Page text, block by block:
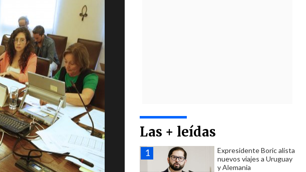
Las + leídas
Expresidente Boric alista
nuevos viajes a Uruguay
y Alemania